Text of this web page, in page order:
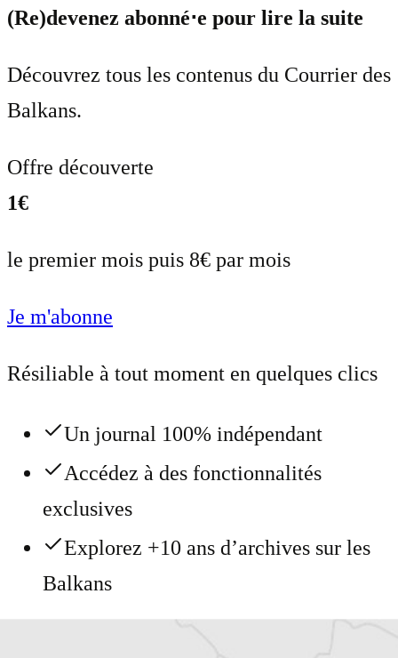
(Re)devenez abonné⋅e pour lire la suite
Découvrez tous les contenus du Courrier des
Balkans.
Offre découverte
1€
le premier mois puis 8€ par mois
Je m'abonne
Résiliable à tout moment en quelques clics
Un journal 100% indépendant
Accédez à des fonctionnalités
exclusives
Explorez +10 ans d’archives sur les
Balkans